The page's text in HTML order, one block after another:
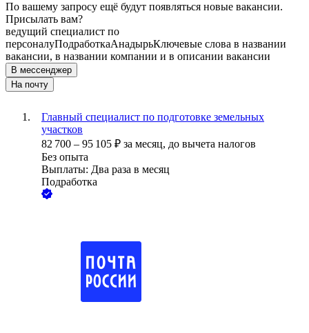
По вашему запросу ещё будут появляться новые вакансии.
Присылать вам?
ведущий специалист по
персоналуПодработкаАнадырьКлючевые слова в названии
вакансии, в названии компании и в описании вакансии
В мессенджер
На почту
Главный специалист по подготовке земельных
участков
82 700 – 95 105 ₽ за месяц, до вычета налогов
Без опыта
Выплаты: Два раза в месяц
Подработка